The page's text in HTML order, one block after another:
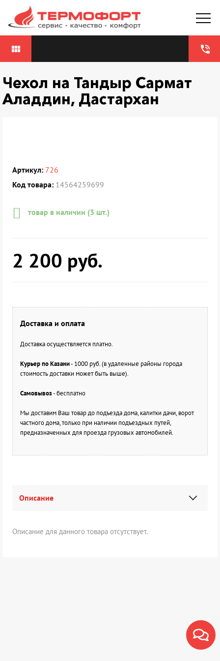
phone_in_talk
view_module
Чехол на Тандыр Сармат
Аладдин, Дастархан
Артикул: 726
Код товара: 14564259699
товар в наличии (3 шт.)
2 200 руб.
Доставка и оплата
Доставка осуществляется платно.
Курьер по Казани- 1000 руб. (в удаленные районы города
стоимость доставки может быть выше).
Самовывоз- бесплатно
Мы доставим Ваш товар до подъезда дома, калитки дачи, ворот
частного дома, только при наличии подъездных путей,
предназначенных для проезда грузовых автомобилей.
Описание
Описание для данного товара отсутствует.